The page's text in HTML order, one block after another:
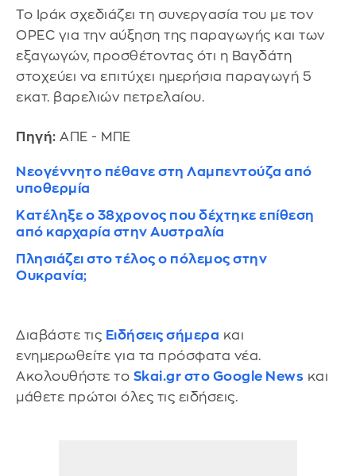
Το Ιράκ σχεδιάζει τη συνεργασία του με τον
OPEC για την αύξηση της παραγωγής και των
εξαγωγών, προσθέτοντας ότι η Βαγδάτη
στοχεύει να επιτύχει ημερήσια παραγωγή 5
εκατ. βαρελιών πετρελαίου.
Πηγή: ΑΠΕ - ΜΠΕ
Νεογέννητο πέθανε στη Λαμπεντούζα από
υποθερμία
Κατέληξε ο 38χρονος που δέχτηκε επίθεση
από καρχαρία στην Αυστραλία
Πλησιάζει στο τέλος ο πόλεμος στην
Ουκρανία;
Διαβάστε τις Ειδήσεις σήμερα και
ενημερωθείτε για τα πρόσφατα νέα.
Ακολουθήστε το Skai.gr στο Google News και
μάθετε πρώτοι όλες τις ειδήσεις.